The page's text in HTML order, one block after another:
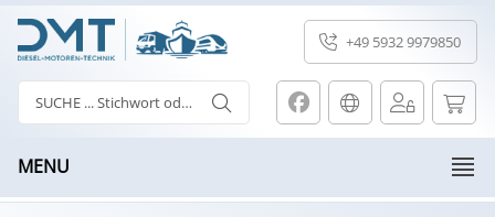
+49 5932 9979850
MENU